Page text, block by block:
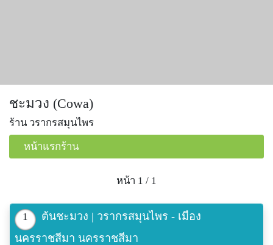
ชะมวง (Cowa)
ร้าน วรากรสมุนไพร
หน้าแรกร้าน
หน้า 1 / 1
1
ต้นชะมวง | วรากรสมุนไพร - เมือง
นครราชสีมา นครราชสีมา